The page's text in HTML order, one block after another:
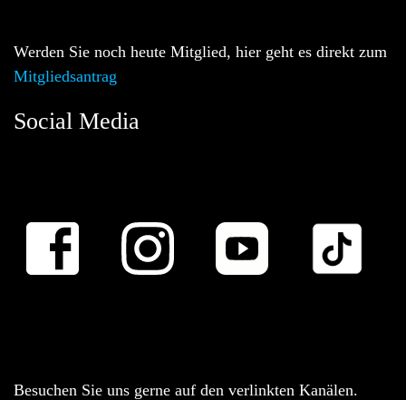
Werden Sie noch heute Mitglied, hier geht es direkt zum
Mitgliedsantrag
Social Media
Besuchen Sie uns gerne auf den verlinkten Kanälen.